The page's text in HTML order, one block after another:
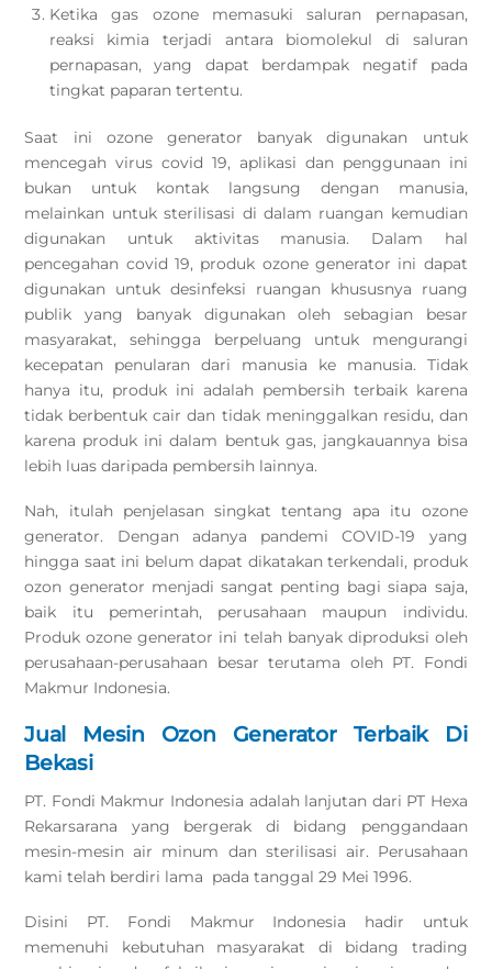
Ketika gas ozone memasuki saluran pernapasan,
reaksi kimia terjadi antara biomolekul di saluran
pernapasan, yang dapat berdampak negatif pada
tingkat paparan tertentu.
Saat ini ozone generator banyak digunakan untuk
mencegah virus covid 19, aplikasi dan penggunaan ini
bukan untuk kontak langsung dengan manusia,
melainkan untuk sterilisasi di dalam ruangan kemudian
digunakan untuk aktivitas manusia. Dalam hal
pencegahan covid 19, produk ozone generator ini dapat
digunakan untuk desinfeksi ruangan khususnya ruang
publik yang banyak digunakan oleh sebagian besar
masyarakat, sehingga berpeluang untuk mengurangi
kecepatan penularan dari manusia ke manusia. Tidak
hanya itu, produk ini adalah pembersih terbaik karena
tidak berbentuk cair dan tidak meninggalkan residu, dan
karena produk ini dalam bentuk gas, jangkauannya bisa
lebih luas daripada pembersih lainnya.
Nah, itulah penjelasan singkat tentang apa itu ozone
generator. Dengan adanya pandemi COVID-19 yang
hingga saat ini belum dapat dikatakan terkendali, produk
ozon generator menjadi sangat penting bagi siapa saja,
baik itu pemerintah, perusahaan maupun individu.
Produk ozone generator ini telah banyak diproduksi oleh
perusahaan-perusahaan besar terutama oleh PT. Fondi
Makmur Indonesia.
Jual Mesin Ozon Generator Terbaik Di
Bekasi
PT. Fondi Makmur Indonesia adalah lanjutan dari PT Hexa
Rekarsarana yang bergerak di bidang penggandaan
mesin-mesin air minum dan sterilisasi air. Perusahaan
kami telah berdiri lama pada tanggal 29 Mei 1996.
Disini PT. Fondi Makmur Indonesia hadir untuk
memenuhi kebutuhan masyarakat di bidang trading